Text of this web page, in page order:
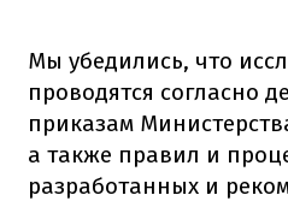
Мы убедились, что
проводятся согласно
приказам
а также правил и
разработанных и